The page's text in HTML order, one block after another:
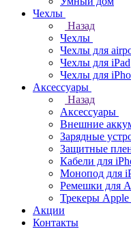
Чехлы
Назад
Чехлы
Чехлы для
Чехлы для iPad
Чехлы для
Аксессуары
Назад
Аксессуары
Внешние
Зарядные
Защитные
Кабели для
Монопод для
Ремешки для
Трекеры
Акции
Контакты